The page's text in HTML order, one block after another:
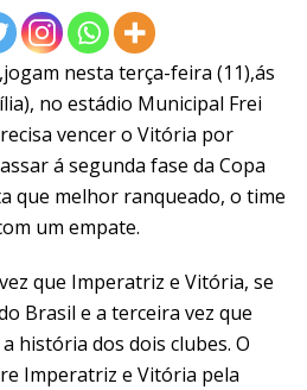
nesta terça-feira (11),ás
no estádio Municipal Frei
vencer o Vitória por
á segunda fase da Copa
que melhor ranqueado, o time
um empate.
que Imperatriz e Vitória, se
Brasil e a terceira vez que
história dos dois clubes. O
Imperatriz e Vitória pela